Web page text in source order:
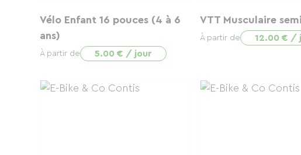
Vélo Enfant 16 pouces (4 à 6
ans)
À partir de 5.00 € / jour
VTT Musculaire
À partir de 12.00 € /